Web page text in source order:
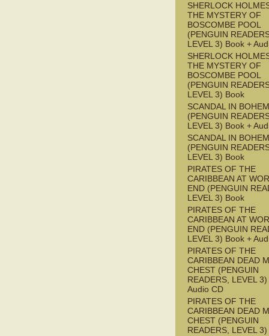
SHERLOCK
THE MYSTERY OF
BOSCOMBE POOL
(PENGUIN
LEVEL 3) Book +
SHERLOCK
THE MYSTERY OF
BOSCOMBE POOL
(PENGUIN
LEVEL 3) Book
SCANDAL IN
(PENGUIN
LEVEL 3) Book +
SCANDAL IN
(PENGUIN
LEVEL 3) Book
PIRATES OF THE
CARIBBEAN AT
END (PENGUIN
LEVEL 3) Book
PIRATES OF THE
CARIBBEAN AT
END (PENGUIN
LEVEL 3) Book +
PIRATES OF THE
CARIBBEAN DEAD
CHEST (PENGUIN
READERS, LEVEL
Audio CD
PIRATES OF THE
CARIBBEAN DEAD
CHEST (PENGUIN
READERS, LEVEL